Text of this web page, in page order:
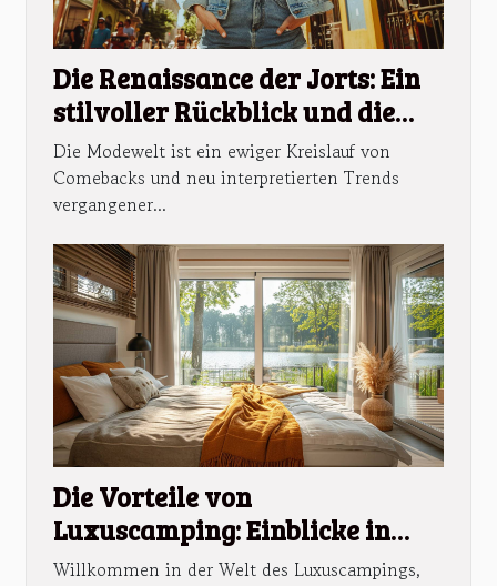
Die Renaissance der Jorts: Ein
stilvoller Rückblick und die
besten Tipps für moderne
Outfits
Die Modewelt ist ein ewiger Kreislauf von
Comebacks und neu interpretierten Trends
vergangener...
Die Vorteile von
Luxuscamping: Einblicke in
hochwertige Mobilheime und
Willkommen in der Welt des Luxuscampings,